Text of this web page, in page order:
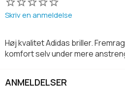
Skriv en anmeldelse
Høj kvalitet Adidas briller.
komfort selv under mere
ANMELDELSER